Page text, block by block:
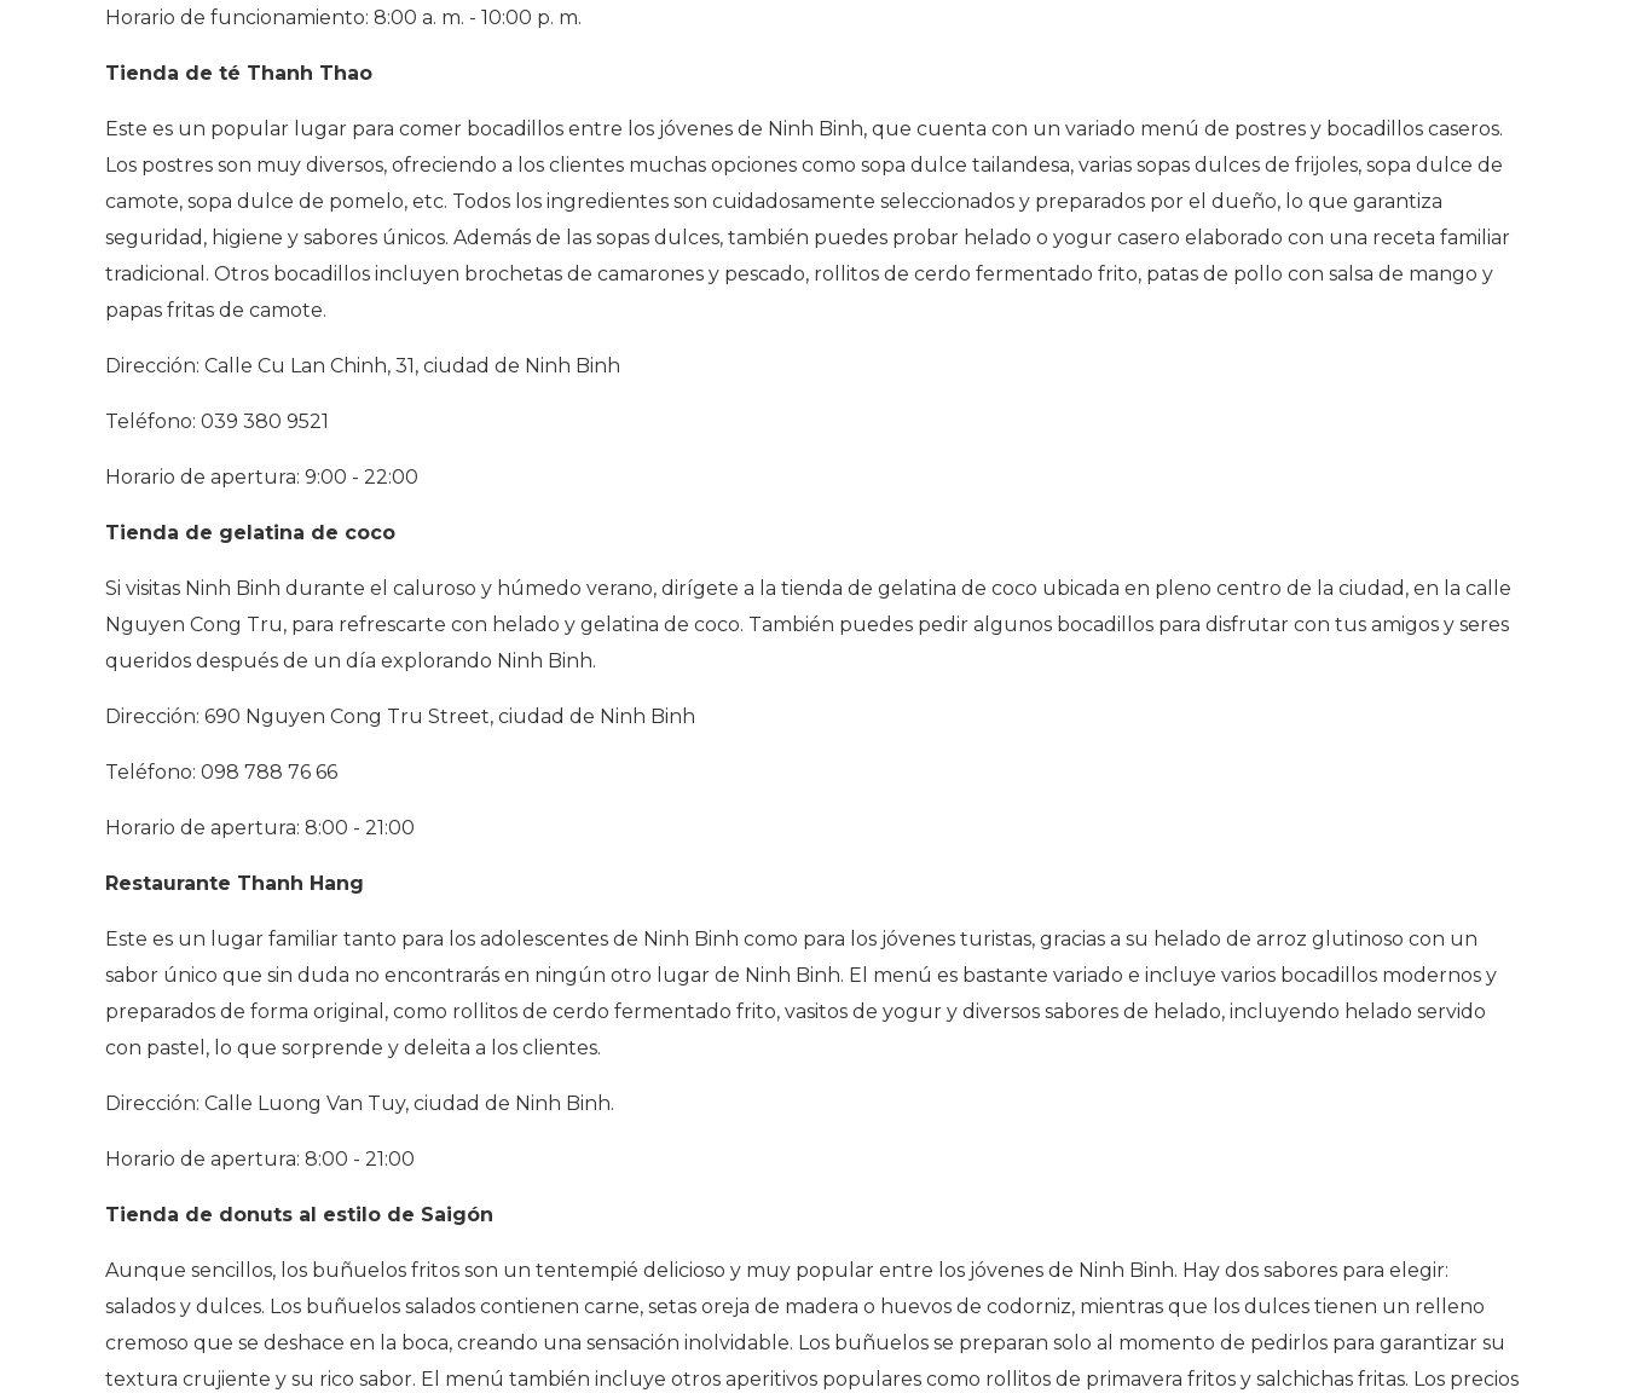
Horario de funcionamiento: 8:00 a. m. - 10:00 p. m.
Tienda de té Thanh Thao
Este es un popular lugar para comer bocadillos entre los jóvenes de Ninh Binh, que cuenta con un variado menú de postres y bocadillos caseros.
Los postres son muy diversos, ofreciendo a los clientes muchas opciones como sopa dulce tailandesa, varias sopas dulces de frijoles, sopa dulce de
camote, sopa dulce de pomelo, etc. Todos los ingredientes son cuidadosamente seleccionados y preparados por el dueño, lo que garantiza
seguridad, higiene y sabores únicos. Además de las sopas dulces, también puedes probar helado o yogur casero elaborado con una receta familiar
tradicional. Otros bocadillos incluyen brochetas de camarones y pescado, rollitos de cerdo fermentado frito, patas de pollo con salsa de mango y
papas fritas de camote.
Dirección: Calle Cu Lan Chinh, 31, ciudad de Ninh Binh
Teléfono: 039 380 9521
Horario de apertura: 9:00 - 22:00
Tienda de gelatina de coco
Si visitas Ninh Binh durante el caluroso y húmedo verano, dirígete a la tienda de gelatina de coco ubicada en pleno centro de la ciudad, en la calle
Nguyen Cong Tru, para refrescarte con helado y gelatina de coco. También puedes pedir algunos bocadillos para disfrutar con tus amigos y seres
queridos después de un día explorando Ninh Binh.
Dirección: 690 Nguyen Cong Tru Street, ciudad de Ninh Binh
Teléfono: 098 788 76 66
Horario de apertura: 8:00 - 21:00
Restaurante Thanh Hang
Este es un lugar familiar tanto para los adolescentes de Ninh Binh como para los jóvenes turistas, gracias a su helado de arroz glutinoso con un
sabor único que sin duda no encontrarás en ningún otro lugar de Ninh Binh. El menú es bastante variado e incluye varios bocadillos modernos y
preparados de forma original, como rollitos de cerdo fermentado frito, vasitos de yogur y diversos sabores de helado, incluyendo helado servido
con pastel, lo que sorprende y deleita a los clientes.
Dirección: Calle Luong Van Tuy, ciudad de Ninh Binh.
Horario de apertura: 8:00 - 21:00
Tienda de donuts al estilo de Saigón
Aunque sencillos, los buñuelos fritos son un tentempié delicioso y muy popular entre los jóvenes de Ninh Binh. Hay dos sabores para elegir:
salados y dulces. Los buñuelos salados contienen carne, setas oreja de madera o huevos de codorniz, mientras que los dulces tienen un relleno
cremoso que se deshace en la boca, creando una sensación inolvidable. Los buñuelos se preparan solo al momento de pedirlos para garantizar su
textura crujiente y su rico sabor. El menú también incluye otros aperitivos populares como rollitos de primavera fritos y salchichas fritas. Los precios